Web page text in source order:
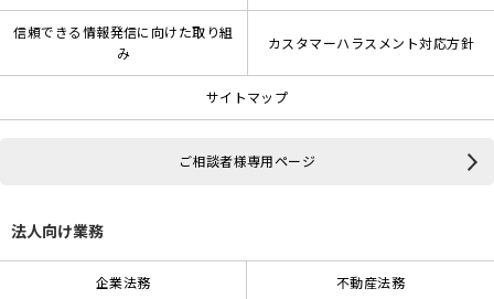
信頼できる情報発信に向けた取り組
み
カスタマーハラスメント対応方針
サイトマップ
ご相談者様専用ページ
法人向け業務
企業法務 不動産法務